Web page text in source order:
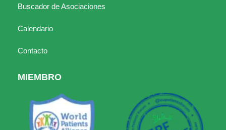
Buscador de Asociaciones
Calendario
Contacto
MIEMBRO